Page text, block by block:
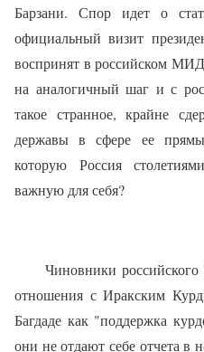
Барзани. Спор идет о
официальный визит
воспринят в российском
на аналогичный шаг и с
такое странное, крайне
державы в сфере ее
которую Россия
важную для себя?
Чиновники
отношения с Иракским
Багдаде как "поддержка
они не отдают себе отчета в